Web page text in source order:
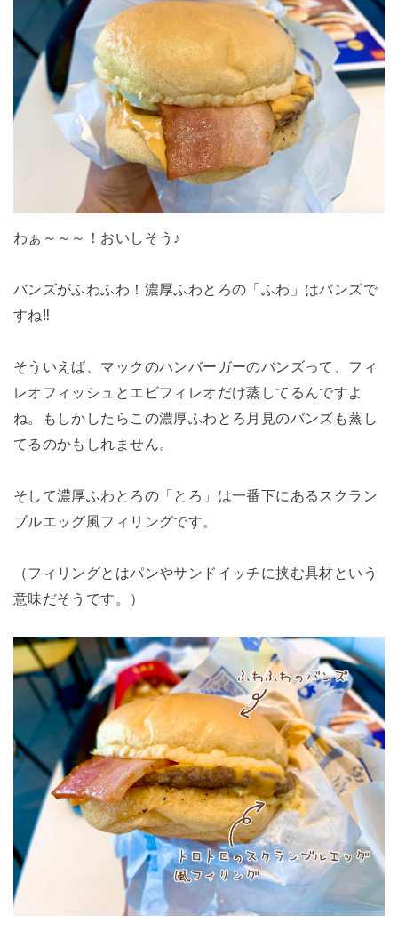
わぁ～～～！おいしそう♪
バンズがふわふわ！濃厚ふわとろの「ふわ」はバンズで
すね‼
そういえば、マックのハンバーガーのバンズって、フィ
レオフィッシュとエビフィレオだけ蒸してるんですよ
ね。もしかしたらこの濃厚ふわとろ月見のバンズも蒸し
てるのかもしれません。
そして濃厚ふわとろの「とろ」は一番下にあるスクラン
ブルエッグ風フィリングです。
（フィリングとはパンやサンドイッチに挟む具材という
意味だそうです。）